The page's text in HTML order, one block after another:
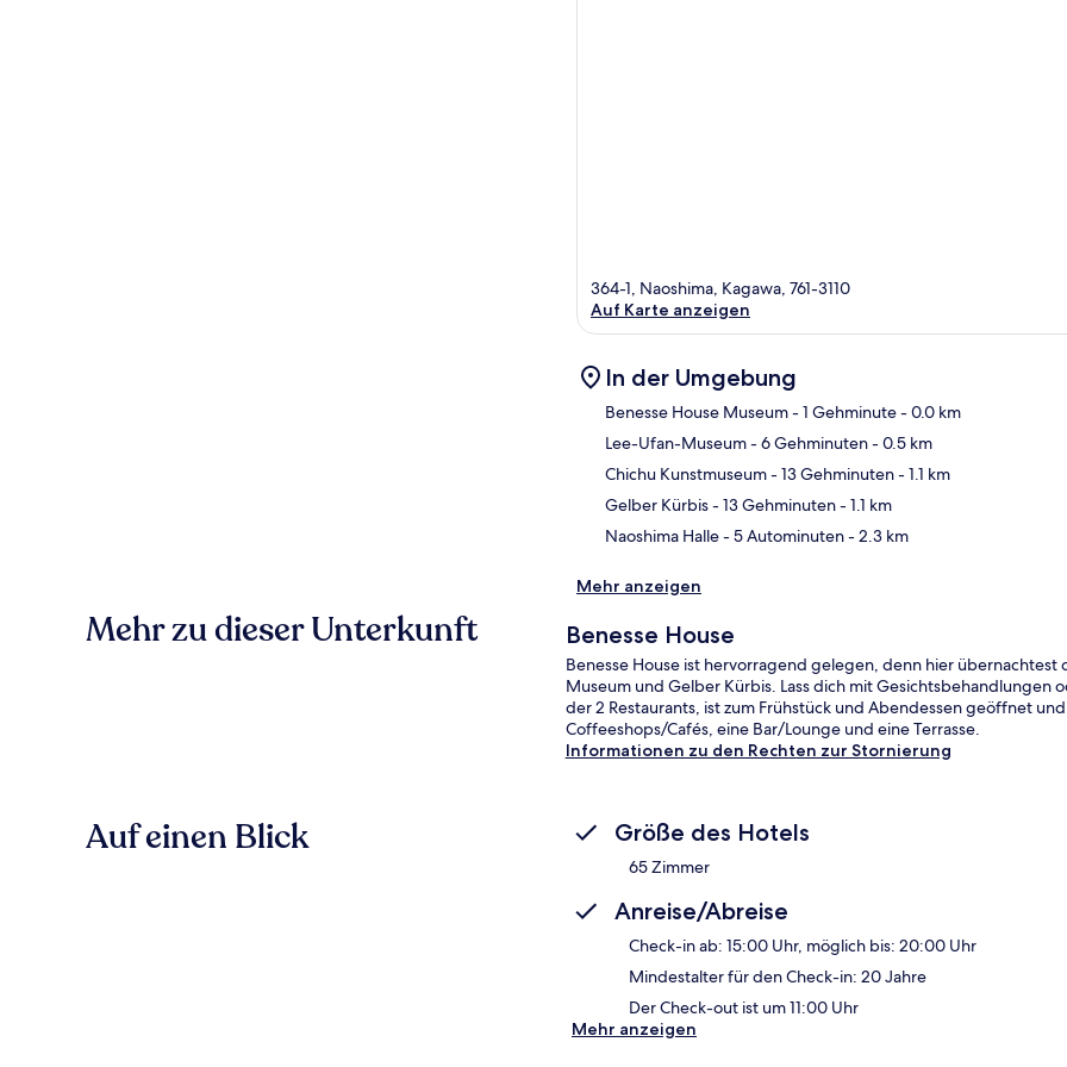
364-1, Naoshima, Kagawa, 761-3110
Auf Karte anzeigen
In der Umgebung
Benesse House Museum- 1 Gehminute- 0.0 km
Lee-Ufan-Museum- 6 Gehminuten- 0.5 km
Chichu Kunstmuseum- 13 Gehminuten- 1.1 km
Gelber Kürbis- 13 Gehminuten- 1.1 km
Naoshima Halle- 5 Autominuten- 2.3 km
Mehr anzeigen
Mehr zu dieser Unterkunft Benesse House
Benesse House ist hervorragend gelegen, denn hier
Museum und Gelber Kürbis. Lass dich mit Gesichtsbehandlungen
der 2 Restaurants, ist zum Frühstück und Abendessen geöffnet
Coffeeshops/Cafés, eine Bar/Lounge und eine Terrasse.
Informationen zu den Rechten zur Stornierung
Auf einen Blick Größe des Hotels
65 Zimmer
Anreise/Abreise
Check-in ab: 15:00 Uhr, möglich bis: 20:00 Uhr
Mindestalter für den Check-in: 20 Jahre
Der Check-out ist um 11:00 Uhr
Mehr anzeigen